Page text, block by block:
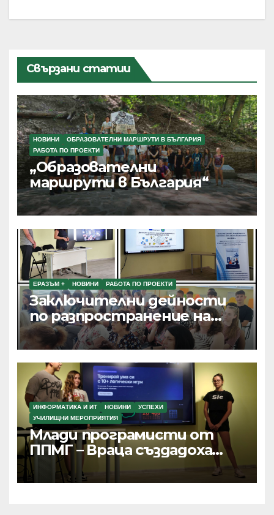
Свързани статии
НОВИНИ
ОБРАЗОВАТЕЛНИ МАРШРУТИ В БЪЛГАРИЯ
РАБОТА ПО ПРОЕКТИ
„Образователни
маршрути в България“
ЕРАЗЪМ + НОВИНИ РАБОТА ПО ПРОЕКТИ
Заключителни дейности
по разпространение на
резултатите от текущи
проекти по Програма
Еразъм+, ПОО и eTwinning
ИНФОРМАТИКА И ИТ НОВИНИ
УСПЕХИ
УЧИЛИЩНИ МЕРОПРИЯТИЯ
Млади програмисти от
ППМГ – Враца създадоха
дигитални продукти с
реално приложение и